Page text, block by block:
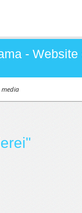
- Website
media